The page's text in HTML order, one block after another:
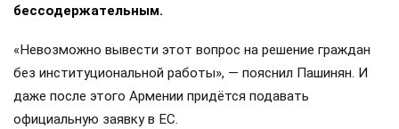
бессодержательным.
«Невозможно вывести этот вопрос на решение граждан
без институциональной работы», — пояснил Пашинян. И
даже после этого Армении придётся подавать
официальную заявку в ЕС.